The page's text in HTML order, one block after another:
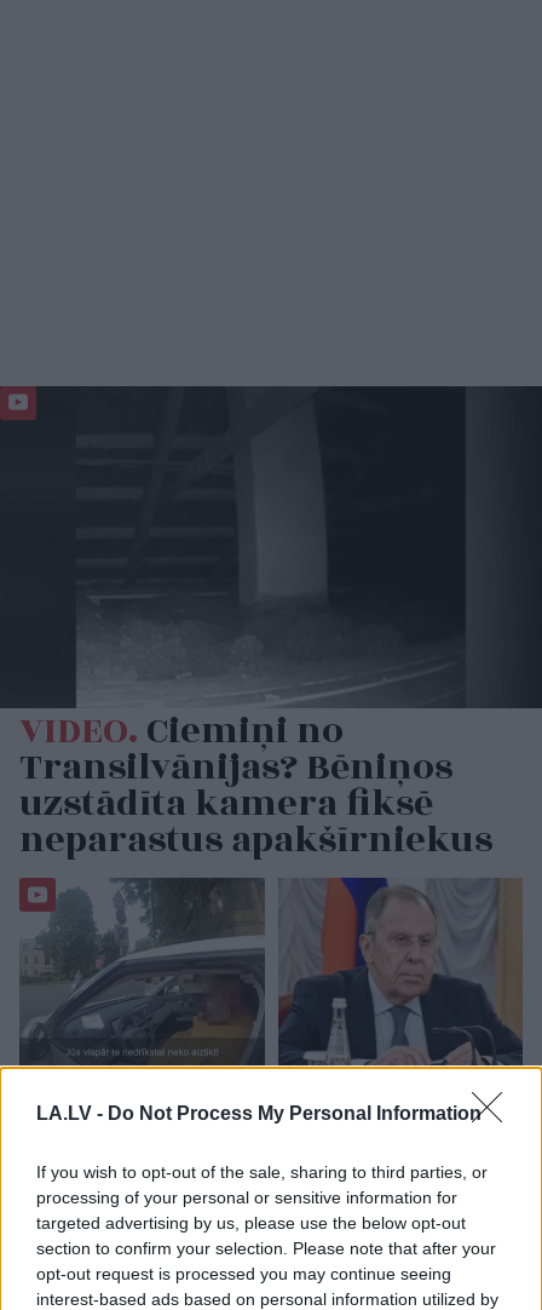
LA.LV - Do Not Process My Personal Information
If you wish to opt-out of the sale, sharing to third parties, or
processing of your personal or sensitive information for
targeted advertising by us, please use the below opt-out
section to confirm your selection. Please note that after your
opt-out request is processed you may continue seeing
interest-based ads based on personal information utilized by
VIDEO.Ciemiņi no
Transilvānijas? Bēniņos
uzstādīta kamera fiksē
neparastus apakšīrniekus
aizturēšana
un, iespējams, dzēris
šoferis policistiem sāk
dziedāt himnu
“Karstasinīgie igauņi…”
Lavrovs atkal draud
runām par NATO
kodolatturēšanas
spēkiem